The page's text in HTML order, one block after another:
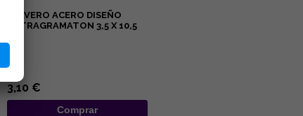
LLAVERO ACERO DISEÑO
TETRAGRAMATON 3,5 X 10,5
3,10 €
Comprar